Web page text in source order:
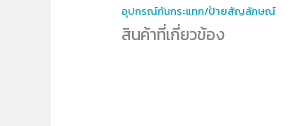
อุปกรณ์​กันกระแทก/ป้ายสัญลักษณ์
สินค้าที่เกี่ยวข้อง